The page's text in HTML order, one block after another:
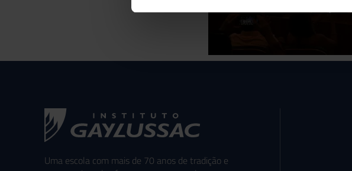
Uma escola com mais de 70 anos de tradição e